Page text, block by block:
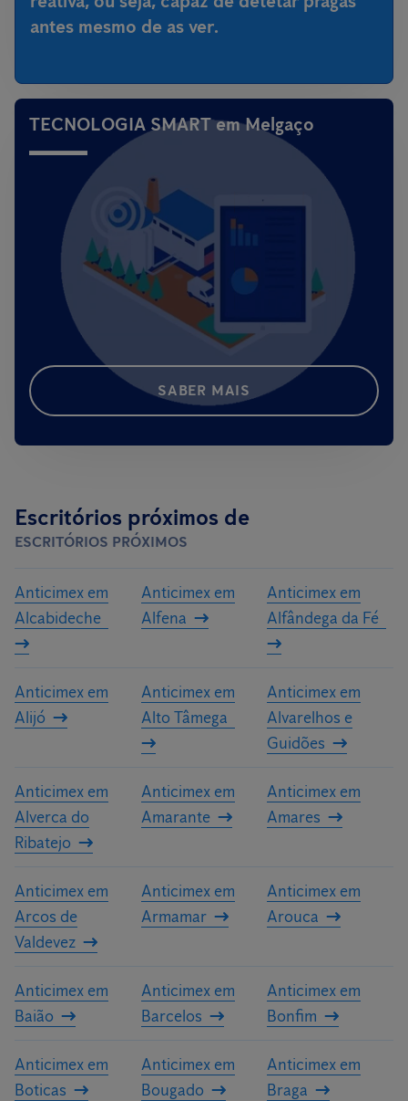
antes mesmo de as ver.
TECNOLOGIA SMART em Melgaço
SABER MAIS
Escritórios próximos de
ESCRITÓRIOS PRÓXIMOS
Anticimex em
Alcabideche
Anticimex em
Alfena
Anticimex em
Alfândega da Fé
Anticimex em
Alijó
Anticimex em
Alto Tâmega
Anticimex em
Alvarelhos e
Guidões
Anticimex em
Alverca do
Ribatejo
Anticimex em
Amarante
Anticimex em
Amares
Anticimex em
Arcos de
Valdevez
Anticimex em
Armamar
Anticimex em
Arouca
Anticimex em
Baião
Anticimex em
Barcelos
Anticimex em
Bonfim
Anticimex em
Boticas
Anticimex em
Bougado
Anticimex em
Braga